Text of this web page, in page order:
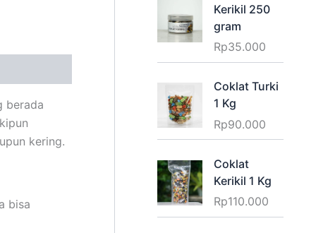
berada
kering.
bisa
Kerikil 250
gram
Rp35.000
Coklat Turki
1 Kg
Rp90.000
Coklat
Kerikil 1 Kg
Rp110.000